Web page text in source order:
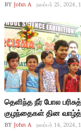
BY John A நவம்பர் 25, 2024,
தெளிந்த நீர் போல
குழந்தைகள் தின
BY John A நவம்பர் 14, 2024,